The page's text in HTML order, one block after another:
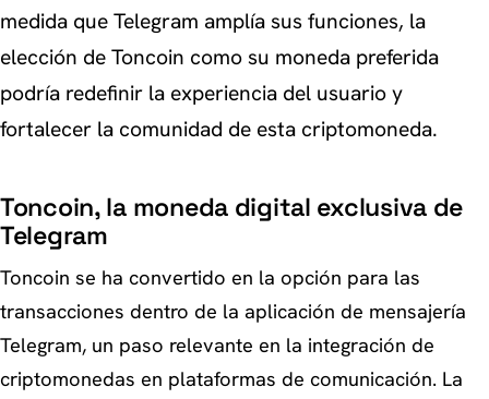
medida que Telegram amplía sus funciones, la
elección de Toncoin como su moneda preferida
podría redefinir la experiencia del usuario y
fortalecer la comunidad de esta criptomoneda.
Toncoin, la moneda digital exclusiva de
Telegram
Toncoin se ha convertido en la opción para las
transacciones dentro de la aplicación de mensajería
Telegram, un paso relevante en la integración de
criptomonedas en plataformas de comunicación. La